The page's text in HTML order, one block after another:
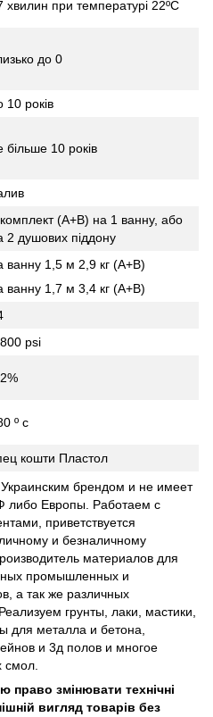
хвилин при температурі 22ºC
до 0
10 років
більше 10 років
(А+B) на 1 ванну, або
2 душових піддону
ванну 1,5 м 2,9 кг (А+B)
ванну 1,7 м 3,4 кг (A+B)
psi
º c
кошти Пластол
брендом и не имеет
либо Европы. Работаем с
приветствуется
и безналичному
материалов для
промышленных и
а так же различных
грунты, лаки, мастики,
для металла и бетона,
и 3д полов и многое
смол.
змінювати технічні
вигляд товарів без